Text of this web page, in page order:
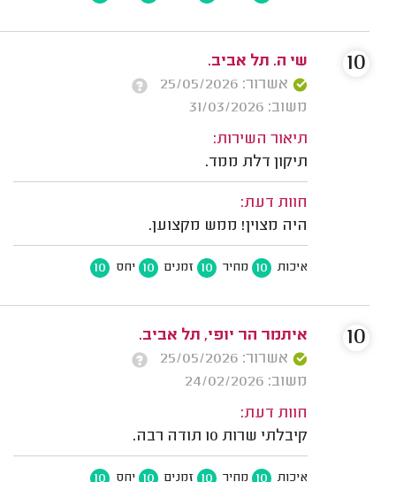
שי ה. תל אביב.
אשרור: 25/05/2026
משוב: 31/03/2026
תיאור השירות:
תיקון דלת ממד.
חוות דעת:
היה מצוין! ממש מקצוען.
איכות 10 מחיר 10 זמנים 10 יחס 10
10
איתמר הר יופי, תל אביב.
אשרור: 25/05/2026
משוב: 24/02/2026
חוות דעת:
קיבלתי שרות 10 תודה רבה.
איכות 10 מחיר 10 זמנים 10 יחס 10
10